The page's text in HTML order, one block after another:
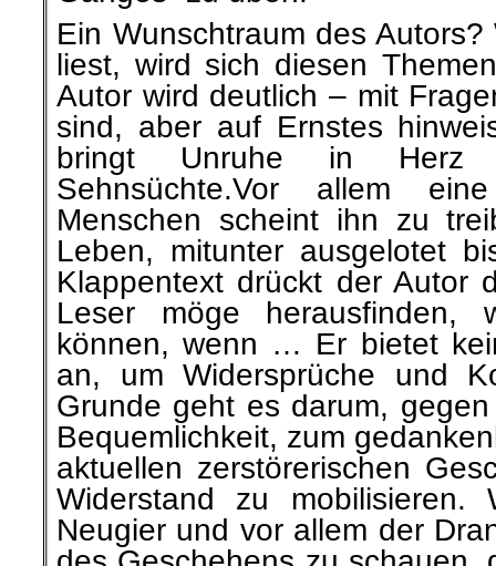
Ein Wunschtraum des
liest, wird sich diesen
Autor wird deutlich – mit
sind, aber auf Ernstes
bringt Unruhe in Herz
Sehnsüchte.Vor allem
Menschen scheint ihn zu
Leben, mitunter ausgelotet
Klappentext drückt der Autor
Leser möge herausfinden,
können, wenn … Er bietet
an, um Widersprüche und
Grunde geht es darum,
Bequemlichkeit, zum
aktuellen zerstörerischen
Widerstand zu
Neugier und vor allem der